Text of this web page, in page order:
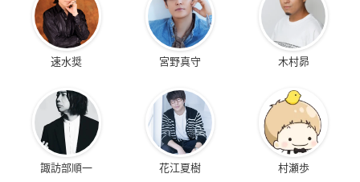
速水奨 宮野真守 木村昴
諏訪部順一 花江夏樹 村瀬歩